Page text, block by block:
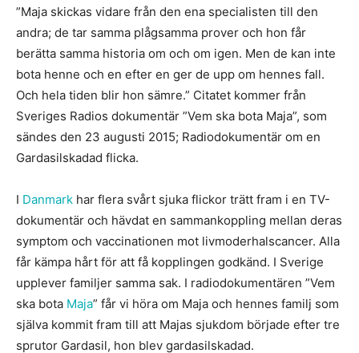
”Maja skickas vidare från den ena specialisten till den
andra; de tar samma plågsamma prover och hon får
berätta samma historia om och om igen. Men de kan inte
bota henne och en efter en ger de upp om hennes fall.
Och hela tiden blir hon sämre.” Citatet kommer från
Sveriges Radios dokumentär ”Vem ska bota Maja”, som
sändes den 23 augusti 2015; Radiodokumentär om en
Gardasilskadad flicka.
I Danmark har flera svårt sjuka flickor trätt fram i en TV-
dokumentär och hävdat en sammankoppling mellan deras
symptom och vaccinationen mot livmoderhalscancer. Alla
får kämpa hårt för att få kopplingen godkänd. I Sverige
upplever familjer samma sak. I radiodokumentären ”Vem
ska bota Maja” får vi höra om Maja och hennes familj som
själva kommit fram till att Majas sjukdom började efter tre
sprutor Gardasil, hon blev gardasilskadad.